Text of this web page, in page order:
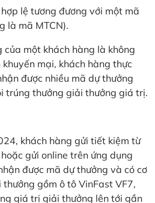
lệ tương đương với một mã
là mã MTCN).
của một khách hàng là không
mại, khách hàng thực
được nhiều mã dự thưởng
trúng thưởng giải thưởng giá trị.
khách hàng gửi tiết kiệm từ
gửi online trên ứng dụng
được mã dự thưởng và có cơ
gồm ô tô VinFast VF7,
giá trị giải thưởng lên tới gần